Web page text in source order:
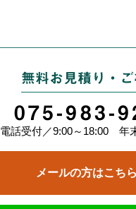
無料お見積り・
075-983-
電話受付／9:00～18:00 年
メールの方はこち